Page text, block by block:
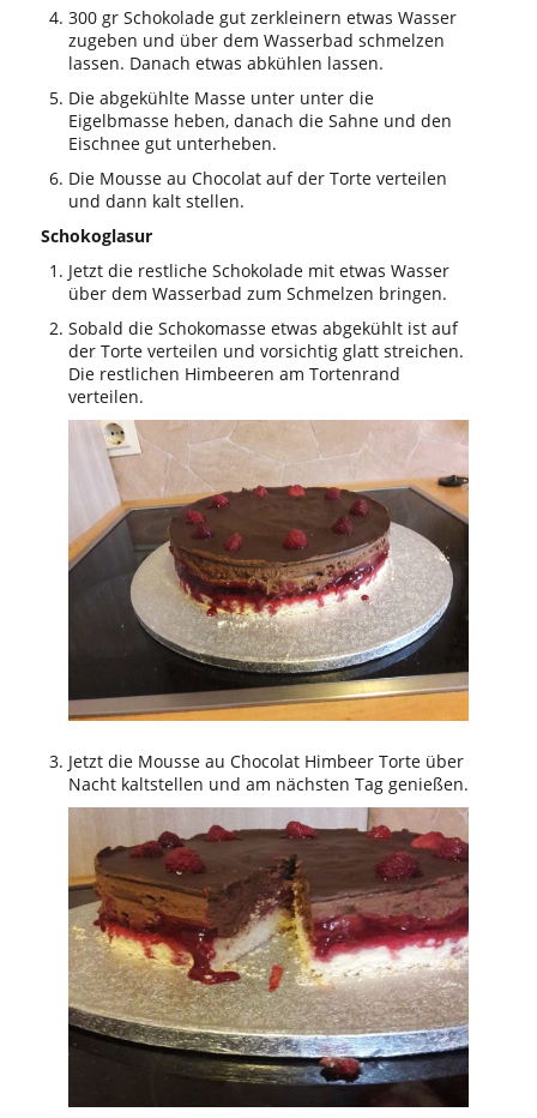
300 gr Schokolade gut zerkleinern etwas Wasser
zugeben und über dem Wasserbad schmelzen
lassen. Danach etwas abkühlen lassen.
Die abgekühlte Masse unter unter die
Eigelbmasse heben, danach die Sahne und den
Eischnee gut unterheben.
Die Mousse au Chocolat auf der Torte verteilen
und dann kalt stellen.
Schokoglasur
Jetzt die restliche Schokolade mit etwas Wasser
über dem Wasserbad zum Schmelzen bringen.
Sobald die Schokomasse etwas abgekühlt ist auf
der Torte verteilen und vorsichtig glatt streichen.
Die restlichen Himbeeren am Tortenrand
verteilen.
Jetzt die Mousse au Chocolat Himbeer Torte über
Nacht kaltstellen und am nächsten Tag genießen.